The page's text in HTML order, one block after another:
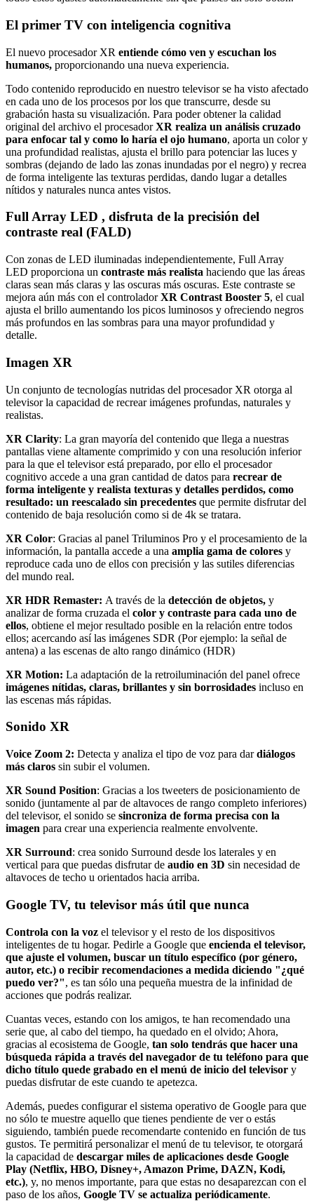
El primer TV con inteligencia cognitiva
El nuevo procesador XR entiende cómo ven y escuchan los
humanos, proporcionando una nueva experiencia.
Todo contenido reproducido en nuestro televisor se ha visto afectado
en cada uno de los procesos por los que transcurre, desde su
grabación hasta su visualización. Para poder obtener la calidad
original del archivo el procesadorXR realiza un análisis cruzado
para enfocar tal y como lo haría el ojo humano, aporta un color y
una profundidad realistas, ajusta el brillo para potenciar las luces y
sombras (dejando de lado las zonas inundadas por el negro) y recrea
de forma inteligente las texturas perdidas, dando lugar a detalles
nítidos y naturales nunca antes vistos.
Full Array LED , disfruta de la precisión del
contraste real (FALD)
Con zonas de LED iluminadas independientemente, Full Array
LED proporciona un contraste más realista haciendo que las áreas
claras sean más claras y las oscuras más oscuras. Este contraste se
mejora aún más con el controladorXR Contrast Booster 5, el cual
ajusta el brillo aumentando los picos luminosos y ofreciendo negros
más profundos en las sombras para una mayor profundidad y
detalle.
Imagen XR
Un conjunto de tecnologías nutridas del procesador XR otorga al
televisor la capacidad de recrear imágenes profundas, naturales y
realistas.
XR Clarity: La gran mayoría del contenido que llega a nuestras
pantallas viene altamente comprimido y con una resolución inferior
para la que el televisor está preparado, por ello el procesador
cognitivo accede a una gran cantidad de datos para recrear de
forma inteligente y realista texturas y detalles perdidos, como
resultado: un reescalado sin precedentes que permite disfrutar del
contenido de baja resolución como si de 4k se tratara.
XR Color: Gracias al panel Triluminos Pro y el procesamiento de la
información, la pantalla accede a una amplia gama de colores y
reproduce cada uno de ellos con precisión y las sutiles diferencias
del mundo real.
XR HDR Remaster: A través de la detección de objetos, y
analizar de forma cruzada el color y contraste para cada uno de
ellos, obtiene el mejor resultado posible en la relación entre todos
ellos; acercando así las imágenes SDR (Por ejemplo: la señal de
antena) a las escenas de alto rango dinámico (HDR)
XR Motion: La adaptación de la retroiluminación del panel ofrece
imágenes nítidas, claras, brillantes y sin borrosidades incluso en
las escenas más rápidas.
Sonido XR
Voice Zoom 2: Detecta y analiza el tipo de voz para dardiálogos
más claros sin subir el volumen.
XR Sound Position: Gracias a los tweeters de posicionamiento de
sonido (juntamente al par de altavoces de rango completo inferiores)
del televisor, el sonido se sincroniza de forma precisa con la
imagen para crear una experiencia realmente envolvente.
XR Surround: crea sonido Surround desde los laterales y en
vertical para que puedas disfrutar de audio en 3D sin necesidad de
altavoces de techo u orientados hacia arriba.
Google TV, tu televisor más útil que nunca
Controla con la voz el televisor y el resto de los dispositivos
inteligentes de tu hogar. Pedirle a Google que encienda el televisor,
que ajuste el volumen, buscar un título específico (por género,
autor, etc.) o recibir recomendaciones a medida diciendo "¿qué
puedo ver?", es tan sólo una pequeña muestra de la infinidad de
acciones que podrás realizar.
Cuantas veces, estando con los amigos, te han recomendado una
serie que, al cabo del tiempo, ha quedado en el olvido; Ahora,
gracias al ecosistema de Google, tan solo tendrás que hacer una
búsqueda rápida a través del navegador de tu teléfono para que
dicho título quede grabado en el menú de inicio del televisor y
puedas disfrutar de este cuando te apetezca.
Además, puedes configurar el sistema operativo de Google para que
no sólo te muestre aquello que tienes pendiente de ver o estás
siguiendo, también puede recomendarte contenido en función de tus
gustos. Te permitirá personalizar el menú de tu televisor, te otorgará
la capacidad de descargar miles de aplicaciones desde Google
Play (Netflix, HBO, Disney+, Amazon Prime, DAZN, Kodi,
etc.), y, no menos importante, para que estas no desaparezcan con el
paso de los años, Google TV se actualiza periódicamente.